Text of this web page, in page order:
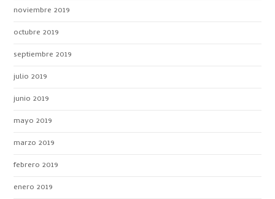
noviembre 2019
octubre 2019
septiembre 2019
julio 2019
junio 2019
mayo 2019
marzo 2019
febrero 2019
enero 2019